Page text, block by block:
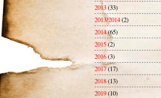
2013(33)
2013/2014(2)
2014(65)
2015(2)
2016(3)
2017(17)
2018(13)
2019(10)